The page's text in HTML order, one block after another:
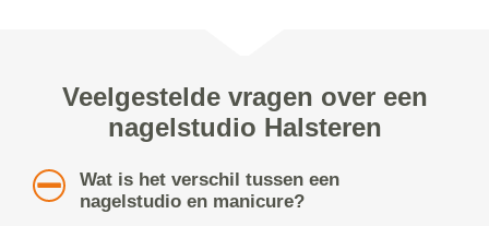
Veelgestelde vragen over een
nagelstudio Halsteren
Wat is het verschil tussen een
nagelstudio en manicure?